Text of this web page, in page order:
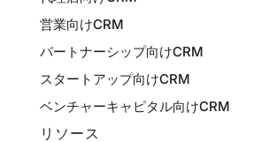
営業向けCRM
パートナーシップ向けCRM
スタートアップ向けCRM
ベンチャーキャピタル向けCRM
リソース